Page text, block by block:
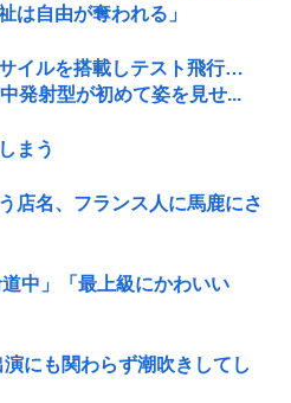
は自由が奪われる」
イルを搭載しテスト飛行…
発射型が初めて姿を見せ...
まう
店名、フランス人に馬鹿にさ
中」「最上級にかわいい
にも関わらず潮吹きしてし